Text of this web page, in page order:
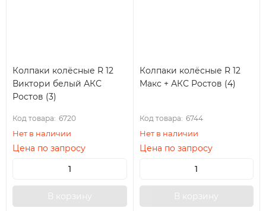
Колпаки колёсные R 12
Виктори белый АКС
Ростов (3)
Код товара: 6720
Нет в наличии
Цена по запросу
В корзину
Колпаки колёсные R 12
Макс + АКС Ростов (4)
Код товара: 6744
Нет в наличии
Цена по запросу
В корзину